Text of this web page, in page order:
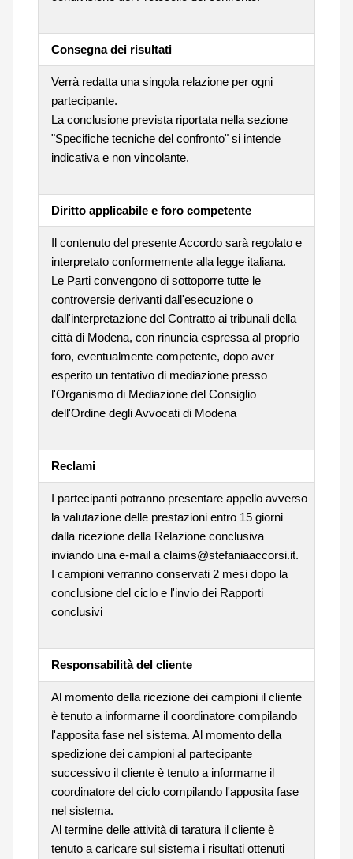
Consegna dei risultati
Verrà redatta una singola relazione per ogni
partecipante.
La conclusione prevista riportata nella sezione
"Specifiche tecniche del confronto" si intende
indicativa e non vincolante.
Diritto applicabile e foro competente
Il contenuto del presente Accordo sarà regolato e
interpretato conformemente alla legge italiana.
Le Parti convengono di sottoporre tutte le
controversie derivanti dall'esecuzione o
dall'interpretazione del Contratto ai tribunali della
città di Modena, con rinuncia espressa al proprio
foro, eventualmente competente, dopo aver
esperito un tentativo di mediazione presso
l'Organismo di Mediazione del Consiglio
dell'Ordine degli Avvocati di Modena
Reclami
I partecipanti potranno presentare appello avverso
la valutazione delle prestazioni entro 15 giorni
dalla ricezione della Relazione conclusiva
inviando una e-mail a claims@stefaniaaccorsi.it.
I campioni verranno conservati 2 mesi dopo la
conclusione del ciclo e l'invio dei Rapporti
conclusivi
Responsabilità del cliente
Al momento della ricezione dei campioni il cliente
è tenuto a informarne il coordinatore compilando
l'apposita fase nel sistema. Al momento della
spedizione dei campioni al partecipante
successivo il cliente è tenuto a informarne il
coordinatore del ciclo compilando l'apposita fase
nel sistema.
Al termine delle attività di taratura il cliente è
tenuto a caricare sul sistema i risultati ottenuti